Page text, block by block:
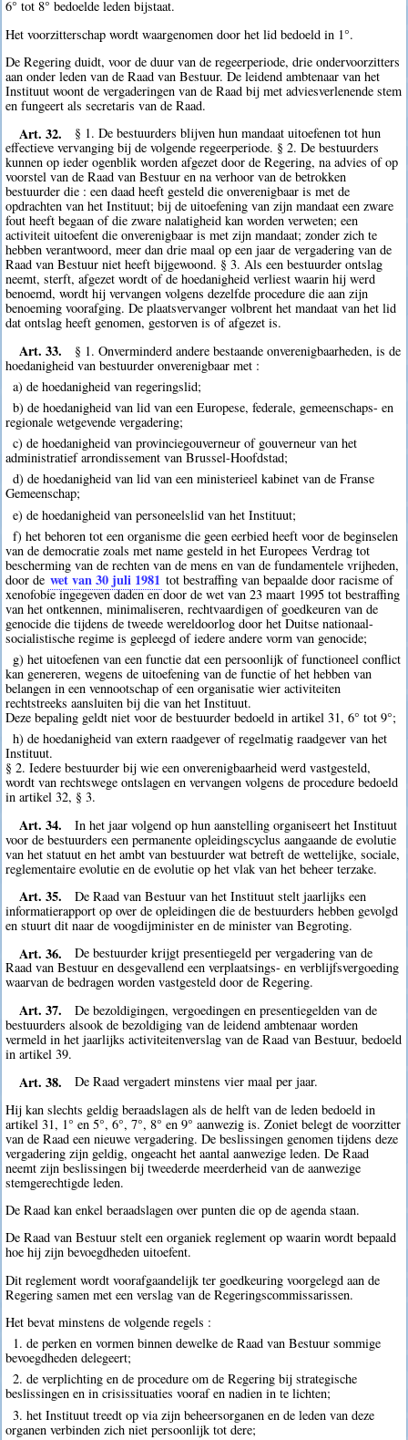
6° tot 8° bedoelde leden bijstaat.
Het voorzitterschap wordt waargenomen door het lid bedoeld in 1°.
De Regering duidt, voor de duur van de regeerperiode, drie ondervoorzitters
aan onder leden van de Raad van Bestuur. De leidend ambtenaar van het
Instituut woont de vergaderingen van de Raad bij met adviesverlenende stem
en fungeert als secretaris van de Raad.
Art. 32.
§ 1. De bestuurders blijven hun mandaat uitoefenen tot hun
effectieve vervanging bij de volgende regeerperiode. § 2. De bestuurders
kunnen op ieder ogenblik worden afgezet door de Regering, na advies of op
voorstel van de Raad van Bestuur en na verhoor van de betrokken
bestuurder die : een daad heeft gesteld die onverenigbaar is met de
opdrachten van het Instituut; bij de uitoefening van zijn mandaat een zware
fout heeft begaan of die zware nalatigheid kan worden verweten; een
activiteit uitoefent die onverenigbaar is met zijn mandaat; zonder zich te
hebben verantwoord, meer dan drie maal op een jaar de vergadering van de
Raad van Bestuur niet heeft bijgewoond. § 3. Als een bestuurder ontslag
neemt, sterft, afgezet wordt of de hoedanigheid verliest waarin hij werd
benoemd, wordt hij vervangen volgens dezelfde procedure die aan zijn
benoeming voorafging. De plaatsvervanger volbrent het mandaat van het lid
dat ontslag heeft genomen, gestorven is of afgezet is.
Art. 33.
§ 1. Onverminderd andere bestaande onverenigbaarheden, is de
hoedanigheid van bestuurder onverenigbaar met :
a) de hoedanigheid van regeringslid;
b) de hoedanigheid van lid van een Europese, federale, gemeenschaps- en
regionale wetgevende vergadering;
c) de hoedanigheid van provinciegouverneur of gouverneur van het
administratief arrondissement van Brussel-Hoofdstad;
d) de hoedanigheid van lid van een ministerieel kabinet van de Franse
Gemeenschap;
e) de hoedanigheid van personeelslid van het Instituut;
f) het behoren tot een organisme die geen eerbied heeft voor de beginselen
van de democratie zoals met name gesteld in het Europees Verdrag tot
bescherming van de rechten van de mens en van de fundamentele vrijheden,
door de wet van 30 juli 1981 tot bestraffing van bepaalde door racisme of
xenofobie ingegeven daden en door de wet van 23 maart 1995 tot bestraffing
van het ontkennen, minimaliseren, rechtvaardigen of goedkeuren van de
genocide die tijdens de tweede wereldoorlog door het Duitse nationaal-
socialistische regime is gepleegd of iedere andere vorm van genocide;
g) het uitoefenen van een functie dat een persoonlijk of functioneel conflict
kan genereren, wegens de uitoefening van de functie of het hebben van
belangen in een vennootschap of een organisatie wier activiteiten
rechtstreeks aansluiten bij die van het Instituut.
Deze bepaling geldt niet voor de bestuurder bedoeld in artikel 31, 6° tot 9°;
h) de hoedanigheid van extern raadgever of regelmatig raadgever van het
Instituut.
§ 2. Iedere bestuurder bij wie een onverenigbaarheid werd vastgesteld,
wordt van rechtswege ontslagen en vervangen volgens de procedure bedoeld
in artikel 32, § 3.
Art. 34.
In het jaar volgend op hun aanstelling organiseert het Instituut
voor de bestuurders een permanente opleidingscyclus aangaande de evolutie
van het statuut en het ambt van bestuurder wat betreft de wettelijke, sociale,
reglementaire evolutie en de evolutie op het vlak van het beheer terzake.
Art. 35.
De Raad van Bestuur van het Instituut stelt jaarlijks een
informatierapport op over de opleidingen die de bestuurders hebben gevolgd
en stuurt dit naar de voogdijminister en de minister van Begroting.
Art. 36.
De bestuurder krijgt presentiegeld per vergadering van de
Raad van Bestuur en desgevallend een verplaatsings- en verblijfsvergoeding
waarvan de bedragen worden vastgesteld door de Regering.
Art. 37.
De bezoldigingen, vergoedingen en presentiegelden van de
bestuurders alsook de bezoldiging van de leidend ambtenaar worden
vermeld in het jaarlijks activiteitenverslag van de Raad van Bestuur, bedoeld
in artikel 39.
Art. 38.
De Raad vergadert minstens vier maal per jaar.
Hij kan slechts geldig beraadslagen als de helft van de leden bedoeld in
artikel 31, 1° en 5°, 6°, 7°, 8° en 9° aanwezig is. Zoniet belegt de voorzitter
van de Raad een nieuwe vergadering. De beslissingen genomen tijdens deze
vergadering zijn geldig, ongeacht het aantal aanwezige leden. De Raad
neemt zijn beslissingen bij tweederde meerderheid van de aanwezige
stemgerechtigde leden.
De Raad kan enkel beraadslagen over punten die op de agenda staan.
De Raad van Bestuur stelt een organiek reglement op waarin wordt bepaald
hoe hij zijn bevoegdheden uitoefent.
Dit reglement wordt voorafgaandelijk ter goedkeuring voorgelegd aan de
Regering samen met een verslag van de Regeringscommissarissen.
Het bevat minstens de volgende regels :
1. de perken en vormen binnen dewelke de Raad van Bestuur sommige
bevoegdheden delegeert;
2. de verplichting en de procedure om de Regering bij strategische
beslissingen en in crisissituaties vooraf en nadien in te lichten;
3. het Instituut treedt op via zijn beheersorganen en de leden van deze
organen verbinden zich niet persoonlijk tot dere;